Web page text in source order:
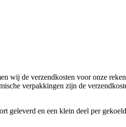
wij de verzendkosten voor onze
verpakkingen zijn de
geleverd en een klein deel per